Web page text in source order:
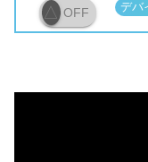
OFF